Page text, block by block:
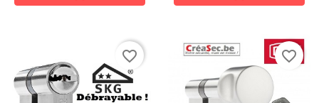
favorite_border favorite_border